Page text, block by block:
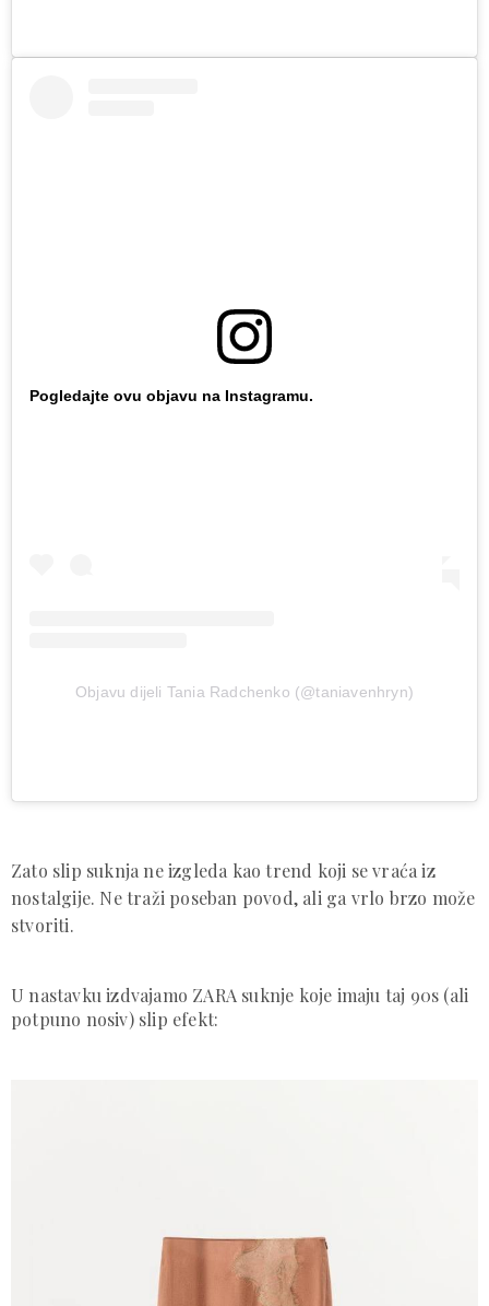
Pogledajte ovu objavu na Instagramu.
Objavu dijeli Tania Radchenko (@taniavenhryn)
Zato slip suknja ne izgleda kao trend koji se vraća iz
nostalgije. Ne traži poseban povod, ali ga vrlo brzo može
stvoriti.
U nastavku izdvajamo ZARA suknje koje imaju taj 90s (ali
potpuno nosiv) slip efekt: